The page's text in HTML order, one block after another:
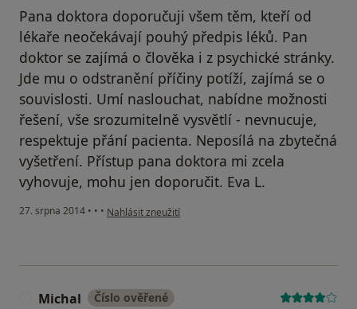
Pana doktora doporučuji všem těm, kteří od
lékaře neočekávají pouhý předpis léků. Pan
doktor se zajímá o člověka i z psychické stránky.
Jde mu o odstranění příčiny potíží, zajímá se o
souvislosti. Umí naslouchat, nabídne možnosti
řešení, vše srozumitelně vysvětlí - nevnucuje,
respektuje přání pacienta. Neposílá na zbytečná
vyšetření. Přístup pana doktora mi zcela
vyhovuje, mohu jen doporučit. Eva L.
27. srpna 2014 • • • podle názoru uživatele Váš účet byl odstraněn
Nahlásit zneužití
Michal Číslo ověřené